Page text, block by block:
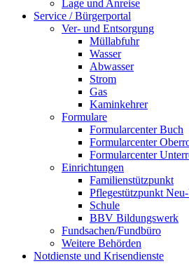
Lage und Anreise
Service / Bürgerportal
Ver- und Entsorgung
Müllabfuhr
Wasser
Abwasser
Strom
Gas
Kaminkehrer
Formulare
Formularcenter Buch
Formularcenter
Formularcenter
Einrichtungen
Familienstützpunkt
Pflegestützpunkt
Schule
BBV Bildungswerk
Fundsachen/Fundbüro
Weitere Behörden
Notdienste und Krisendienste